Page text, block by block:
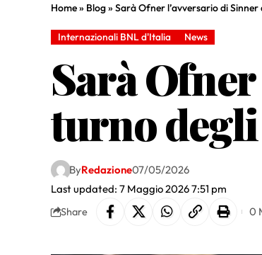
Home» Blog» Sarà Ofner l’avversario di
Internazionali BNL d'Italia News
Sarà
turno
Last updated: 7 Maggio 2026 7:51 pm
ByRedazione07/05/2026
Share 0